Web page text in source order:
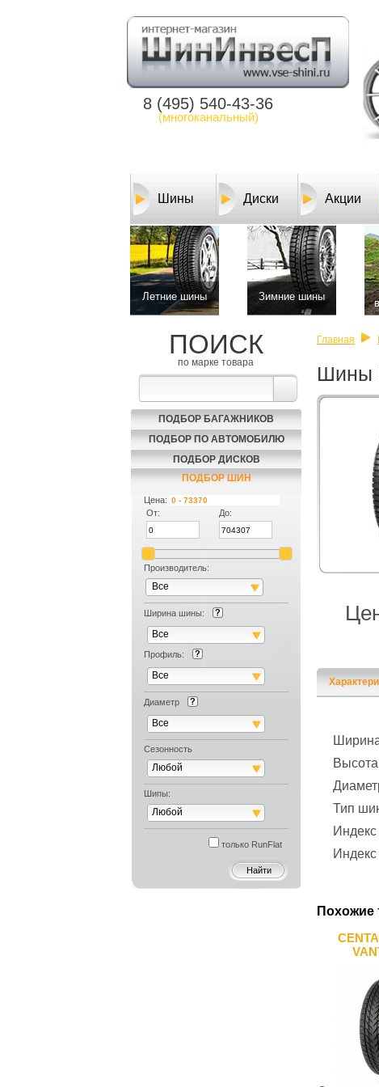
8 (495) 540-43-36
(многоканальный)
Шины Диски Акции
Летние шины Зимние шины
ПОИСК
по марке товара
ПОДБОР БАГАЖНИКОВ
ПОДБОР ПО АВТОМОБИЛЮ
ПОДБОР ДИСКОВ
ПОДБОР ШИН
Цена:
От:
До:
Производитель:
Все
Ширина шины:
Все
Профиль:
Все
Диаметр
Все
Сезонность
Любой
Шипы:
Любой
только RunFlat
Главная
Шины
Тип
Индекс
Похожие